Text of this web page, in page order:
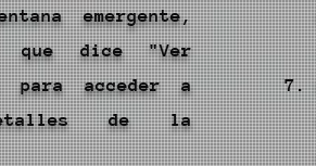
emergente,
que dice "Ver
para acceder a
de la